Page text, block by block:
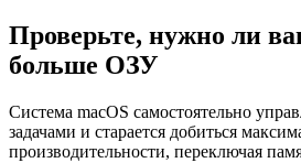
Проверьте, нужно ли
больше ОЗУ
Система macOS самостоятельно
задачами и старается добиться
производительности, переключая